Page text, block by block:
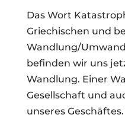
Das Wort
Griechischen und
Wandlung/
befinden wir uns
Wandlung. Einer
Gesellschaft und
unseres